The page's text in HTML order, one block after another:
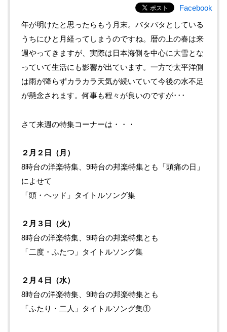
Facebook
年が明けたと思ったらもう月末。バタバタとしている
うちにひと月経ってしまうのですね。暦の上の春は来
週やってきますが、実際は日本海側を中心に大雪とな
っていて生活にも影響が出ています。一方で太平洋側
は雨が降らずカラカラ天気が続いていて今後の水不足
が懸念されます。何事も程々が良いのですが･･･
さて来週の特集コーナーは・・・
２月２ 日（月）
8時台の洋楽特集、9時台の邦楽特集とも「頭痛の日」
によせて
「頭・ヘッド」タイトルソング集
２月３ 日（火）
8時台の洋楽特集、9時台の邦楽特集とも
「二度・ふたつ」タイトルソング集
２月４日（水）
8時台の洋楽特集、9時台の邦楽特集とも
「ふたり・二人」タイトルソング集①